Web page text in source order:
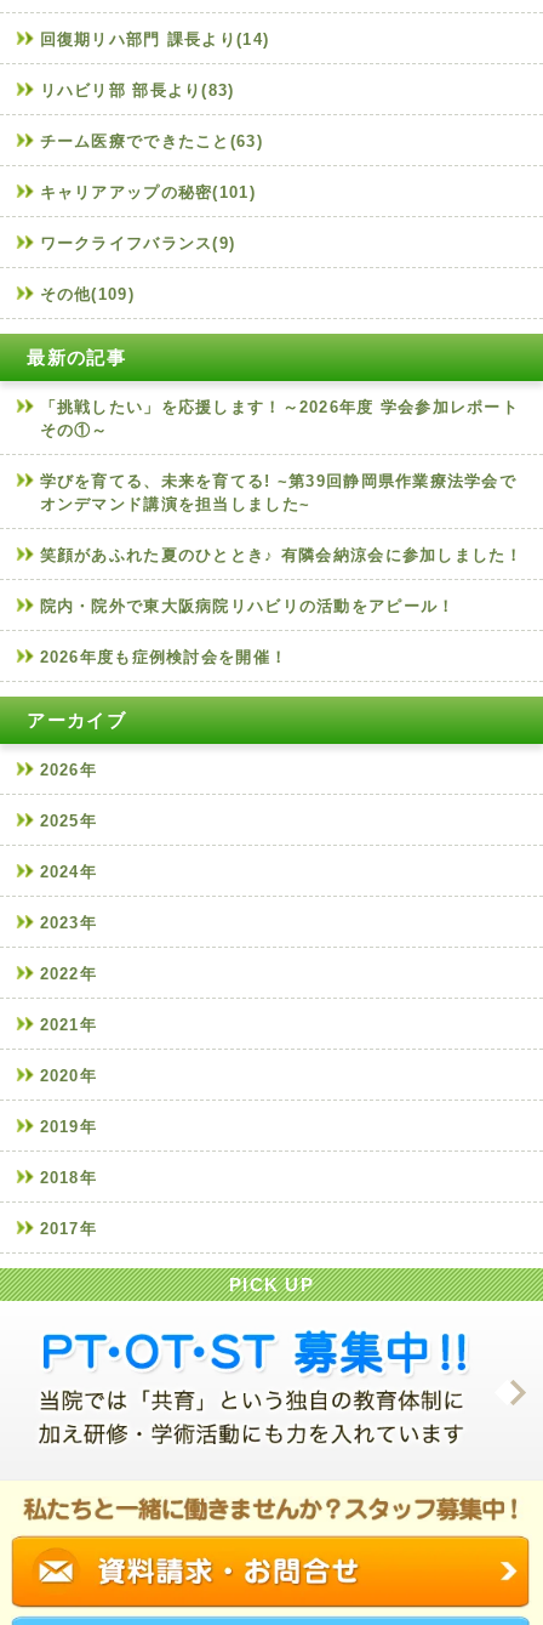
回復期リハ部門 課長より(14)
リハビリ部 部長より(83)
チーム医療でできたこと(63)
キャリアアップの秘密(101)
ワークライフバランス(9)
その他(109)
最新の記事
「挑戦したい」を応援します！～2026年度 学会参加レポート
その①～
学びを育てる、未来を育てる! ~第39回静岡県作業療法学会で
オンデマンド講演を担当しました~
笑顔があふれた夏のひととき♪ 有隣会納涼会に参加しました！
院内・院外で東大阪病院リハビリの活動をアピール！
2026年度も症例検討会を開催！
アーカイブ
2026年
2025年
2024年
2023年
2022年
2021年
2020年
2019年
2018年
2017年
PICK UP